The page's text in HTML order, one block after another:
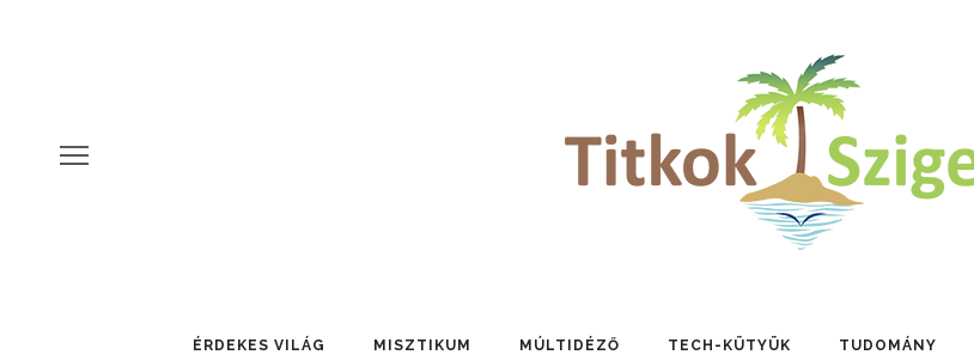
ÉRDEKES VILÁG MISZTIKUM MÚLTIDÉZŐ TECH-KÜTYÜK TUDOMÁNY